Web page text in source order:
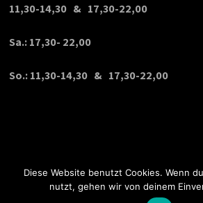
11,30-14,30 & 17,30-22,00
Sa.: 17,30- 22,00
So.: 11,30-14,30 & 17,30-22,00
© Copyright 2020
Diese Website benutzt Cookies. Wenn
nutzt, gehen wir von deinem